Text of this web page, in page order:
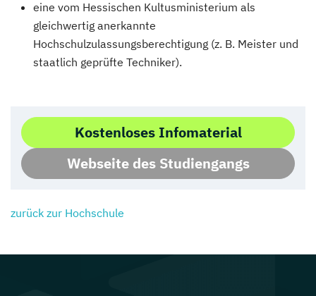
eine vom Hessischen Kultusministerium als
gleichwertig anerkannte
Hochschulzulassungsberechtigung (z. B. Meister und
staatlich geprüfte Techniker).
Kostenloses Infomaterial
Webseite des Studiengangs
zurück zur Hochschule